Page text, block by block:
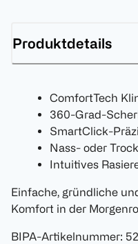
Produktdetails
ComfortTech
360-Grad-
SmartClick-
Nass- oder
Intuitives
Einfache, gründliche
Komfort in der
BIPA-Artikelnummer: